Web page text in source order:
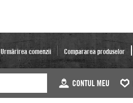
Urmărirea comenzii Compararea produselor
CONTUL MEU